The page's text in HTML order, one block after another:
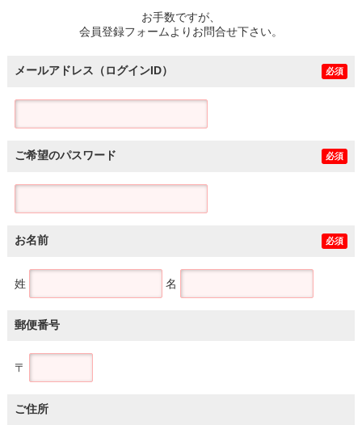
お手数ですが、
会員登録フォームよりお問合せ下さい。
メールアドレス（ログインID） 必須
ご希望のパスワード 必須
お名前 必須
姓 名
郵便番号
〒
ご住所